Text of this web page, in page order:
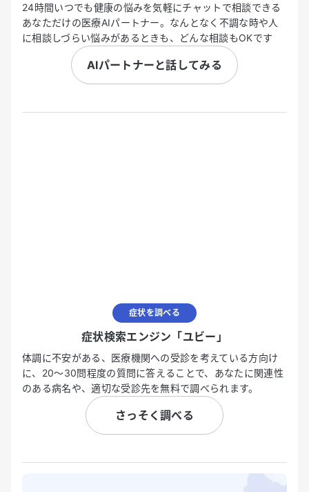
24時間いつでも健康の悩みを気軽にチャットで相談できる
あなただけの医療AIパートナー。なんとなく不調な時や人
に相談しづらい悩みがあるときも、どんな相談もOKです
AIパートナーと話してみる
症状を調べる
症状検索エンジン「ユビー」
体調に不安がある、医療機関への受診を考えている方向け
に、20〜30問程度の質問に答えることで、あなたに関連性
のある病名や、適切な受診先を無料で調べられます。
さっそく調べる